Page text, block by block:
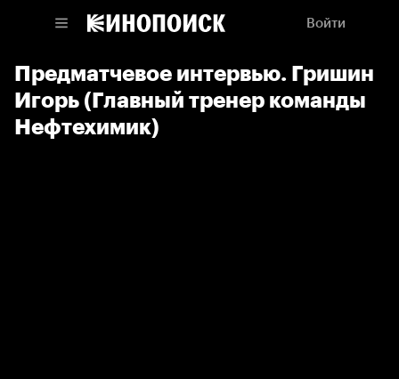
Войти
Предматчевое интервью. Гришин
Игорь (Главный тренер команды
Нефтехимик)